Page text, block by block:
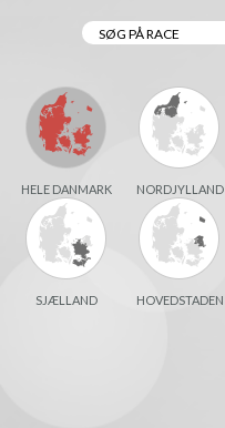
HELE DANMARK NORDJYLLAND
SJÆLLAND HOVEDSTADEN